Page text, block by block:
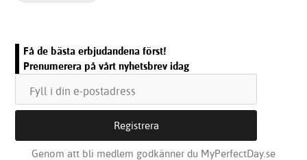
Få de bästa erbjudandena först!
Prenumerera på vårt nyhetsbrev idag
Genom att bli medlem godkänner du MyPerfectDay.se